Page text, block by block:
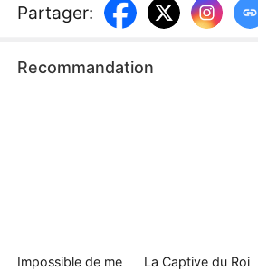
Partager:
Recommandation
Impossible de me
La Captive du Roi